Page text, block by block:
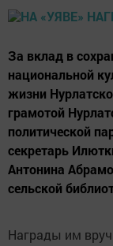
За вклад в
национальной
жизни
грамотой
политической
секретарь
Антонина
сельской
Награды им